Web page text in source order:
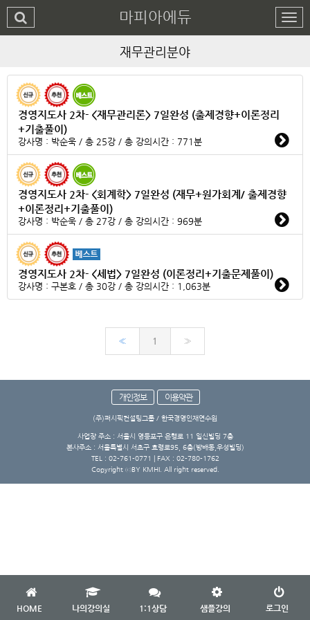
마피아에듀
재무관리분야
경영지도사 2차- <재무관리론> 7일완성 (출제경향+이론정리
+기출풀이)
강사명 : 박순욱 / 총 25강 / 총 강의시간 : 771분
경영지도사 2차- <회계학> 7일완성 (재무+원가회계/ 출제경향
+이론정리+기출풀이)
강사명 : 박순욱 / 총 27강 / 총 강의시간 : 969분
경영지도사 2차- <세법> 7일완성 (이론정리+기출문제풀이)
강사명 : 구본호 / 총 30강 / 총 강의시간 : 1,063분
« 1 »
개인정보 이용약관
(주)퍼시픽컨설팅그룹 / 한국경영인재연수원
사업장 주소 : 서울시 영등포구 은행로 11 일신빌딩 7층
본사주소 : 서울특별시 서초구 효령로95, 6층(방배동,우성빌딩)
TEL : 02-761-0771 | FAX : 02-780-1762
Copyright ⓒBY KMHI. All right reserved.
HOME 나의강의실 1:1상담 샘플강의 로그인